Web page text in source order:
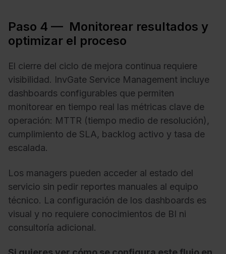
Paso 4 — Monitorear resultados y
optimizar el proceso
El cierre del ciclo de mejora continua requiere
visibilidad. InvGate Service Management incluye
dashboards configurables que permiten
monitorear en tiempo real las métricas clave de
operación: MTTR (tiempo medio de resolución),
cumplimiento de SLA, backlog activo y tasa de
escalada.
Los managers pueden acceder al estado del
servicio sin pedir reportes manuales al equipo
técnico. La configuración de los dashboards es
visual y no requiere conocimientos de BI ni
consultoría adicional.